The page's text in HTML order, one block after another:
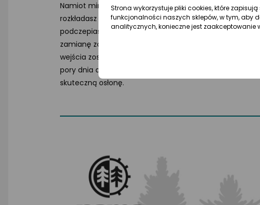
Namiot mimo swoich rozmiarów jest łatwy i szybki do
rozkładasz tropik na stelażu i do niego za pomocą
podczepiasz obie sypialnie. Do dyspozycji masz stelaż
zamianę zasłony wejścia w daszek chroniący przed
wejścia zostały dostosowane do montażu stelaża,
pory dnia daszek można ustawić po odpowiedniej
skuteczną osłonę.
Strona wykorzystuje pliki cookies, które
funkcjonalności naszych sklepów, w tym, aby
analitycznych, konieczne jest zaakceptowanie